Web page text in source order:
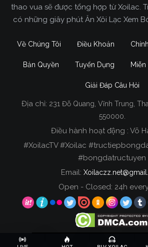
Xoilac TV Trực Tiếp
Trong tất cả các website phát
tiếp hiện nay tại Việt Nam.
người đánh giá và lựa chọn
Xoilacz.TV bởi chúng tôi đã có
trường phát sóng trực tiếp bóng
đến nay.
thao vua sẽ được tổng hợp từ Xoilac.
có những giây phút Ăn Xôi Lạc Xem
Về Chúng Tôi Điều Khoản
Bản Quyền Tuyển Dụng
Giải Đáp Câu Hỏi
Địa chỉ: 231 Đỗ Quang, Vĩnh Trung,
550000.
Điều hành hoạt động : Võ
#XoilacTV #Xoilac
#bongdatructuyen
Email:
Open - Closed: 24h
Copyright © 2020 Xoilac TV, All